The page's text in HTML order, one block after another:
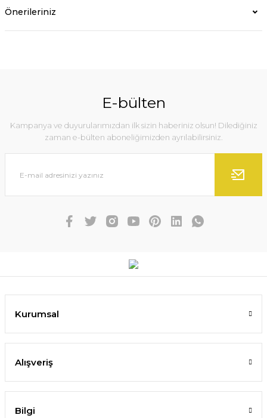
Önerileriniz
E-bülten
Kampanya ve duyurularımızdan ilk sizin haberiniz olsun! Dilediğiniz
zaman e-bülten aboneliğimizden ayrılabilirsiniz.
Kurumsal
Alışveriş
Bilgi